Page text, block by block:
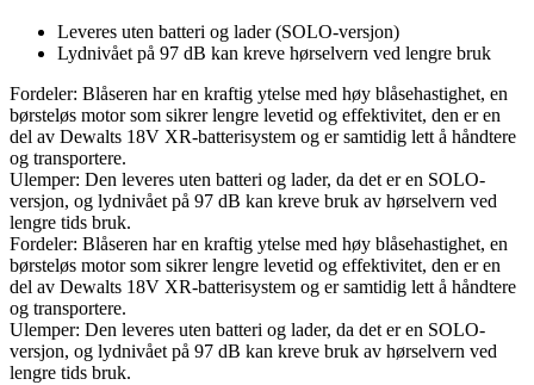
Leveres uten batteri og lader (SOLO-versjon)
Lydnivået på 97 dB kan kreve hørselvern ved lengre bruk
Fordeler: Blåseren har en kraftig ytelse med høy blåsehastighet, en
børsteløs motor som sikrer lengre levetid og effektivitet, den er en
del av Dewalts 18V XR-batterisystem og er samtidig lett å håndtere
og transportere.
Ulemper: Den leveres uten batteri og lader, da det er en SOLO-
versjon, og lydnivået på 97 dB kan kreve bruk av hørselvern ved
lengre tids bruk.
Fordeler: Blåseren har en kraftig ytelse med høy blåsehastighet, en
børsteløs motor som sikrer lengre levetid og effektivitet, den er en
del av Dewalts 18V XR-batterisystem og er samtidig lett å håndtere
og transportere.
Ulemper: Den leveres uten batteri og lader, da det er en SOLO-
versjon, og lydnivået på 97 dB kan kreve bruk av hørselvern ved
lengre tids bruk.